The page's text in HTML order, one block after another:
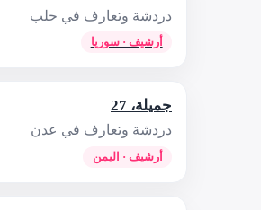
دردشة وتعارف في حلب
أرشيف · سوريا
جميلة، 27
دردشة وتعارف في عدن
أرشيف · اليمن